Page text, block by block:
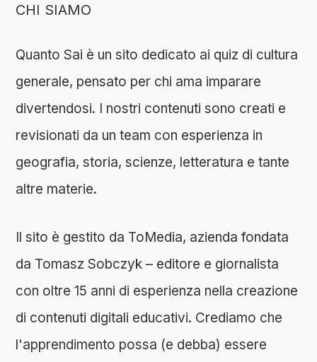
CHI SIAMO
Quanto Sai è un sito dedicato ai quiz di cultura
generale, pensato per chi ama imparare
divertendosi. I nostri contenuti sono creati e
revisionati da un team con esperienza in
geografia, storia, scienze, letteratura e tante
altre materie.
Il sito è gestito da ToMedia, azienda fondata
da Tomasz Sobczyk – editore e giornalista
con oltre 15 anni di esperienza nella creazione
di contenuti digitali educativi. Crediamo che
l'apprendimento possa (e debba) essere